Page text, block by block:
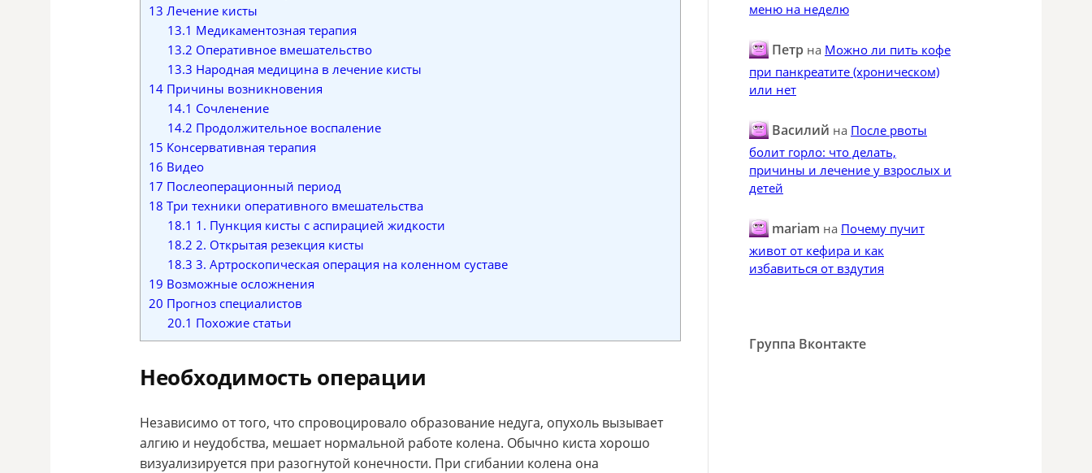
13 Лечение кисты
13.1 Медикаментозная терапия
13.2 Оперативное вмешательство
13.3 Народная медицина в лечение кисты
14 Причины возникновения
14.1 Сочленение
14.2 Продолжительное воспаление
15 Консервативная терапия
16 Видео
17 Послеоперационный период
18 Три техники оперативного вмешательства
18.1 1. Пункция кисты с аспирацией жидкости
18.2 2. Открытая резекция кисты
18.3 3. Артроскопическая операция на коленном суставе
19 Возможные осложнения
20 Прогноз специалистов
20.1 Похожие статьи
Необходимость операции
Независимо от того, что спровоцировало образование недуга, опухоль вызывает
алгию и неудобства, мешает нормальной работе колена. Обычно киста хорошо
визуализируется при разогнутой конечности. При сгибании колена она
меню на неделю
Петр на Можно ли пить кофе
при панкреатите (хроническом)
или нет
Василий на После рвоты
болит горло: что делать,
причины и лечение у взрослых и
детей
mariam на Почему пучит
живот от кефира и как
избавиться от вздутия
Группа Вконтакте